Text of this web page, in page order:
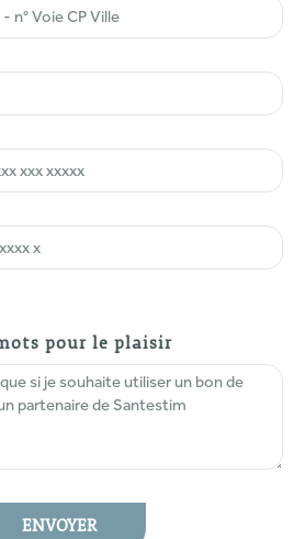
pour le plaisir
ENVOYER